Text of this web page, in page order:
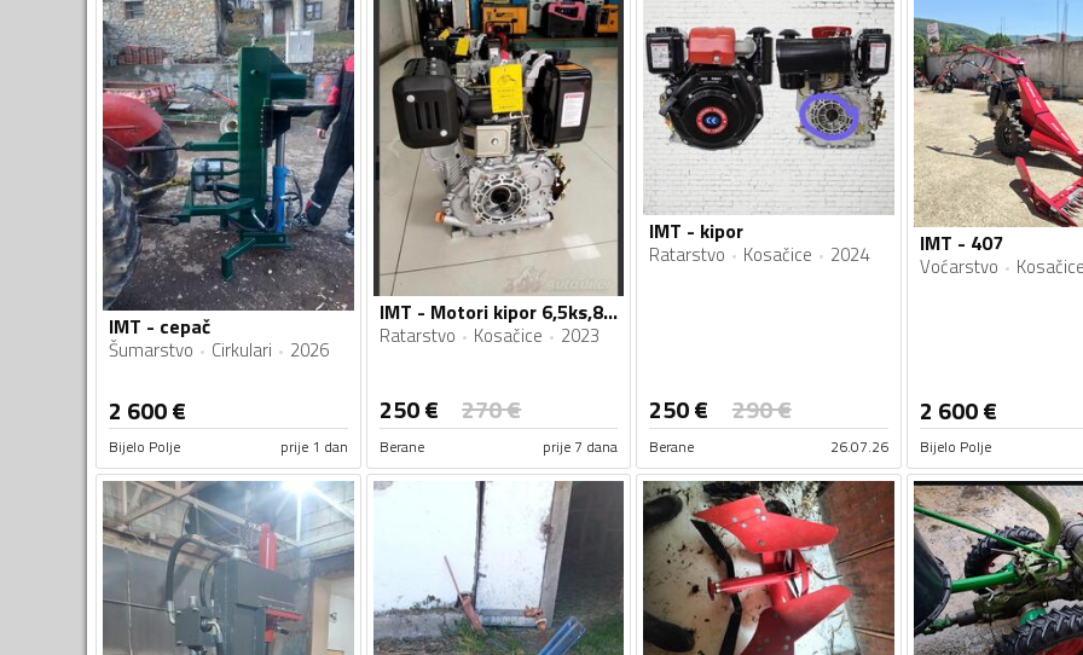
IMT - cepač
Šumarstvo Cirkulari 2026
2 600€
Bijelo Polje prije 1 dan
IMT - Motori kipor 6,5ks,8ks,10ks,14ks novi Fiskalni Racun
Ratarstvo Kosačice 2023
250€ 270€
Berane prije 7 dana
IMT - kipor
Ratarstvo Kosačice 2024
250€ 290€
Berane 26.07.26
IMT - 407
Voćarstvo
2 600€
Bijelo Polje